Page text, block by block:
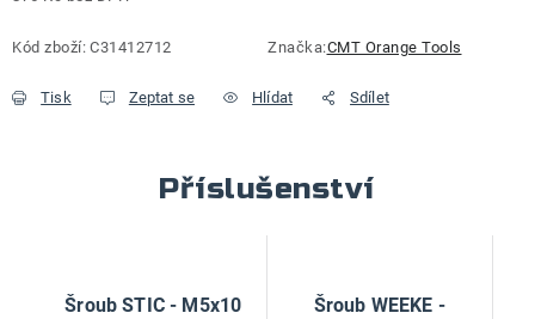
Kód zboží: C31412712 Značka:CMT Orange Tools
Tisk Zeptat se Hlídat Sdílet
Příslušenství
Šroub STIC - M5x10
Šroub WEEKE -